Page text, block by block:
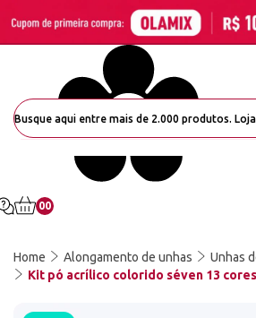
00
Home Alongamento de unhas Unhas
Kit pó acrílico colorido séven 13